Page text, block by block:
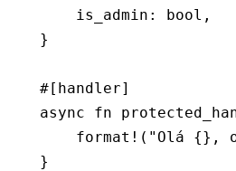
    is_admin
: bool ,
}
#[handler]
async fn
    format!
( "Olá {},
}